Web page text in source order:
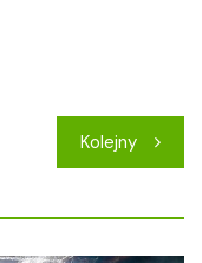
Kolejny